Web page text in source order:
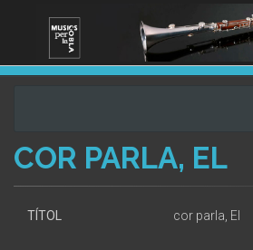
COR PARLA, EL
TÍTOL cor parla, El